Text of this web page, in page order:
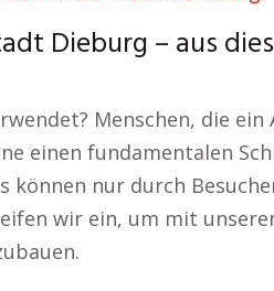
Dieburg – aus
Menschen, die
einen fundamentalen
können nur durch
wir ein, um mit